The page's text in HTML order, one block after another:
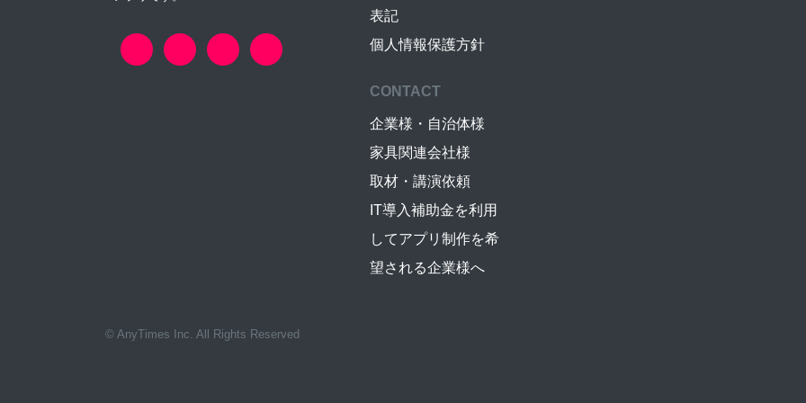
表記
個人情報保護方針
CONTACT
企業様・自治体様
家具関連会社様
取材・講演依頼
IT導入補助金を利用
してアプリ制作を希
望される企業様へ
© AnyTimes Inc. All Rights Reserved